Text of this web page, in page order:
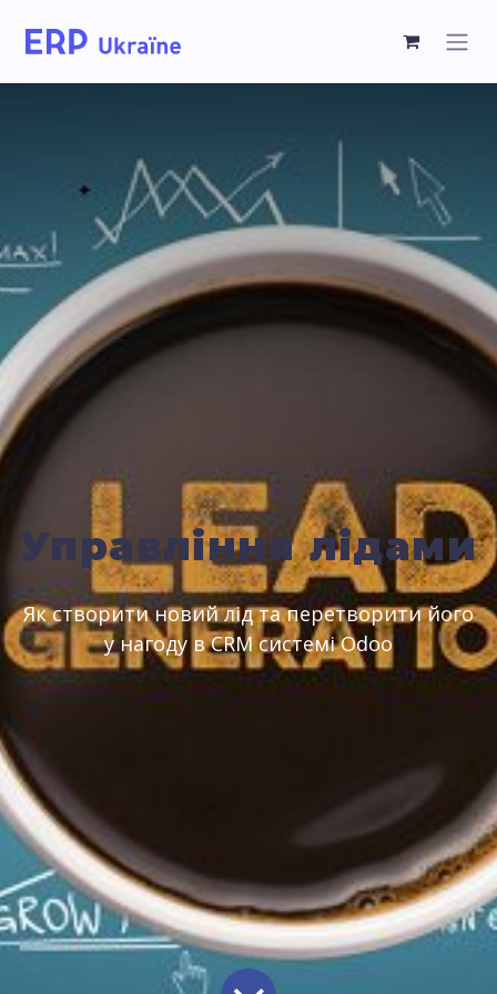
Управління лідами
Як створити новий лід та перетворити його
у нагоду в CRM системі Odoo